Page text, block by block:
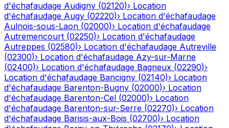
d'échafaudage Audigny (02120)› Location
d'échafaudage Augy (02220)› Location d'échafaudage
Aulnois-sous-Laon (02000)› Location d'échafaudage
Autremencourt (02250)› Location d'échafaudage
Autreppes (02580)› Location d'échafaudage Autreville
(02300)› Location d'échafaudage Azy-sur-Marne
(02400)› Location d'échafaudage Bagneux (02290)›
Location d'échafaudage Bancigny (02140)› Location
d'échafaudage Barenton-Bugny (02000)› Location
d'échafaudage Barenton-Cel (02000)› Location
d'échafaudage Barenton-sur-Serre (02270)› Location
d'échafaudage Barisis-aux-Bois (02700)› Location